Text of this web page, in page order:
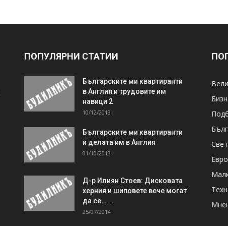
ПОПУЛЯРНИ СТАТИИ
Българските ми квартиранти
в Англия и трудовите им
навици 2
10/12/2013
Българските ми квартиранти
и делата им в Англия
01/10/2013
Д-р Илиян Стоев: Дисковата
херния и шиповете вече могат
да се…...
25/07/2014